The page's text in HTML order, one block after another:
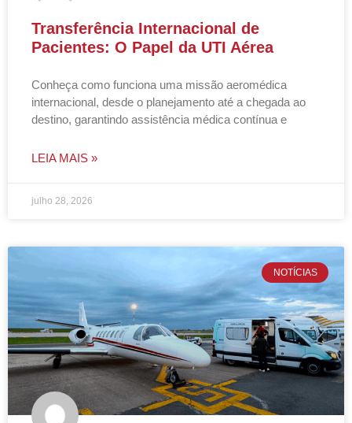
Transferência Internacional de
Pacientes: O Papel da UTI Aérea
Conheça como funciona uma missão aeromédica
internacional, desde o planejamento até a chegada ao
destino, garantindo assistência médica contínua e
LEIA MAIS »
julho 28, 2026
NOTÍCIAS